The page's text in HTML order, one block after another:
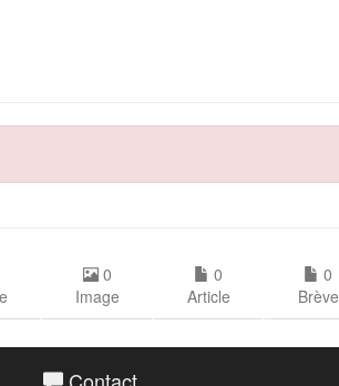
0
Image
0
Article
0
Brève